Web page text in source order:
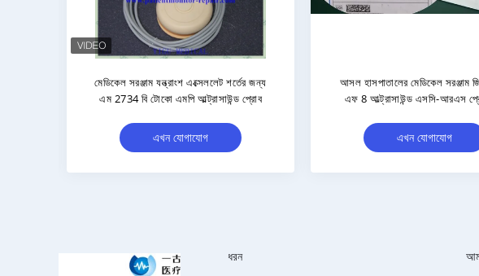
ভ্রূণ মনিটর এম২৭৩৬এ অ্যাভালন
এফএম২০/৩০ টোকো আল্ট্রাসাউন্ড প্রোব ৯০
এখন যোগাযোগ
হার্টস্টার্ট MRX ভ্রূণ মনিটর
আল্ট্রাসাউন্ড প্রোব TOCO
এখন যোগাযোগ
ধরন